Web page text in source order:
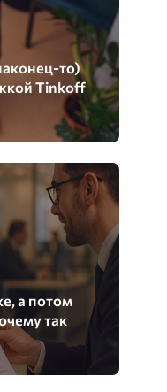
то)
Tinkoff
а потом
так